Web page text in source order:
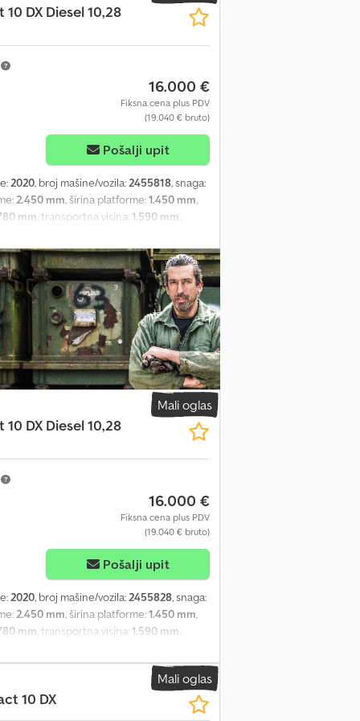
DX Diesel 10,28
16.000 €
Fiksna cena plus PDV
(19.040 € bruto)
Pošalji upit
2020, broj mašine/vozila:2455818, snaga:
2.450 mm, širina platforme:1.450 mm,
mm, transportna visina:1.590 mm,
platforme: 8,28 m Maksimalna nosivost:
1,45 m Izvlačenje platforme: 1,20 m
tragovi korišćenja, potpuno funkcionalan
Mali oglas
DX Diesel 10,28
16.000 €
Fiksna cena plus PDV
(19.040 € bruto)
Pošalji upit
2020, broj mašine/vozila: 2455828, snaga:
2.450 mm , širina platforme:1.450 mm
mm , transportna visina:1.590 mm
platforme: 8,28 m Maksimalna nosivost:
1,45 m Izvlačenje platforme: 1,20 m
težina: 3.520 kg Uobičajeni tragovi
Mali oglas
10 DX